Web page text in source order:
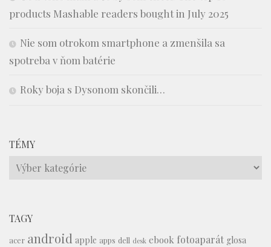
products Mashable readers bought in July 2025
Nie som otrokom smartphone a zmenšila sa
spotreba v ňom batérie
Roky boja s Dysonom skončili…
TÉMY
Témy
TAGY
acer android apple apps dell desk ebook fotoaparát glosa